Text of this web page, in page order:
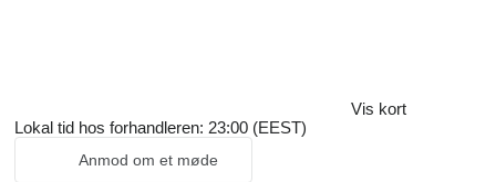
Vis kort
Lokal tid hos forhandleren: 23:00 (EEST)
Anmod om et møde